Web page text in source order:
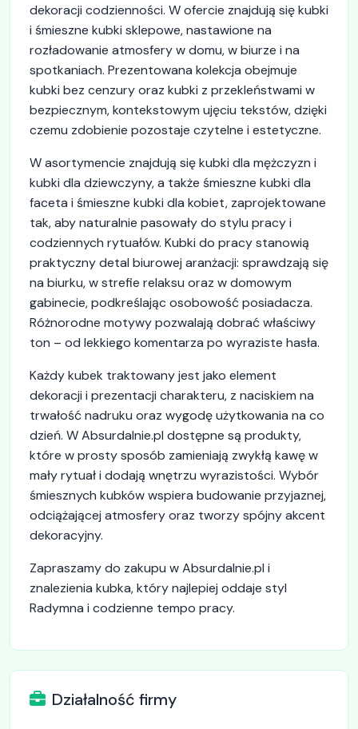
dekoracji codzienności. W ofercie znajdują się kubki
i śmieszne kubki sklepowe, nastawione na
rozładowanie atmosfery w domu, w biurze i na
spotkaniach. Prezentowana kolekcja obejmuje
kubki bez cenzury oraz kubki z przekleństwami w
bezpiecznym, kontekstowym ujęciu tekstów, dzięki
czemu zdobienie pozostaje czytelne i estetyczne.
W asortymencie znajdują się kubki dla mężczyzn i
kubki dla dziewczyny, a także śmieszne kubki dla
faceta i śmieszne kubki dla kobiet, zaprojektowane
tak, aby naturalnie pasowały do stylu pracy i
codziennych rytuałów. Kubki do pracy stanowią
praktyczny detal biurowej aranżacji: sprawdzają się
na biurku, w strefie relaksu oraz w domowym
gabinecie, podkreślając osobowość posiadacza.
Różnorodne motywy pozwalają dobrać właściwy
ton – od lekkiego komentarza po wyraziste hasła.
Każdy kubek traktowany jest jako element
dekoracji i prezentacji charakteru, z naciskiem na
trwałość nadruku oraz wygodę użytkowania na co
dzień. W Absurdalnie.pl dostępne są produkty,
które w prosty sposób zamieniają zwykłą kawę w
mały rytuał i dodają wnętrzu wyrazistości. Wybór
śmiesznych kubków wspiera budowanie przyjaznej,
odciążającej atmosfery oraz tworzy spójny akcent
dekoracyjny.
Zapraszamy do zakupu w Absurdalnie.pl i
znalezienia kubka, który najlepiej oddaje styl
Radymna i codzienne tempo pracy.
Działalność firmy